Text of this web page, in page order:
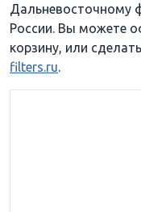
Дальневосточному
России. Вы можете
корзину, или
filters.ru.